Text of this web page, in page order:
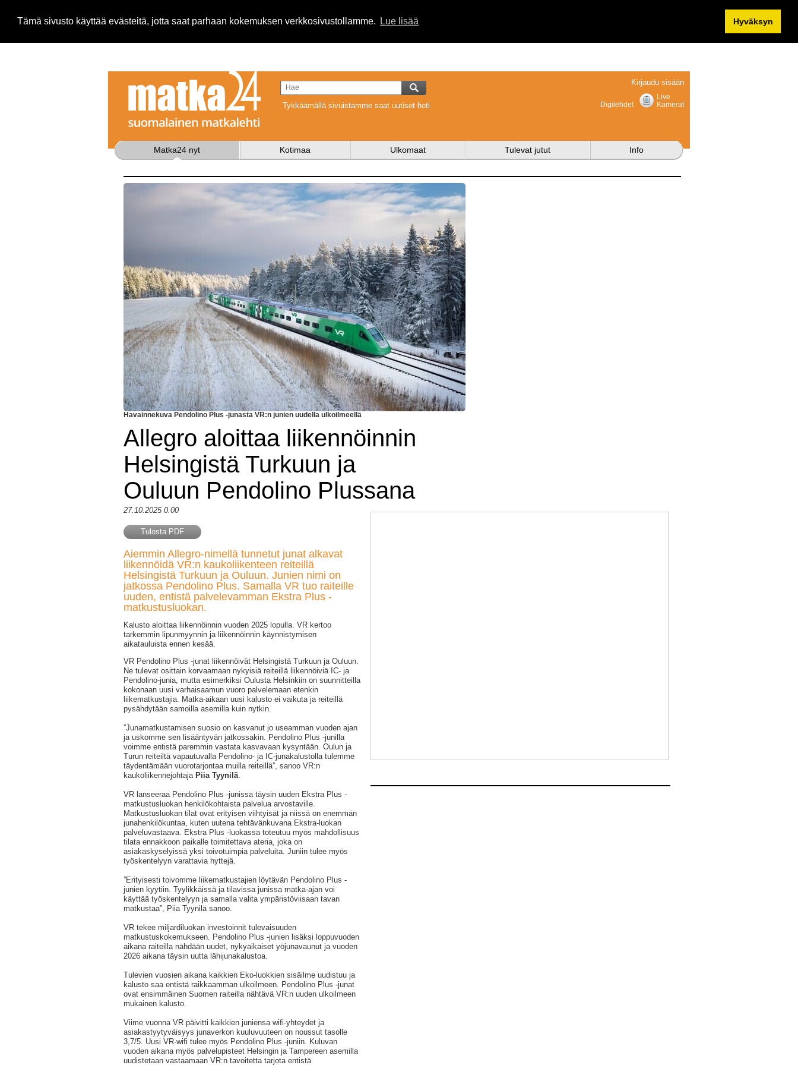
Tämä sivusto käyttää evästeitä, jotta saat parhaan kokemuksen verkkosivustollamme. Lue lisää Hyväksyn
Tykkäämällä sivuistamme saat uutiset heti
Kirjaudu sisään
Live
Kamerat
Digilehdet
Matka24 nyt Kotimaa Ulkomaat Tulevat jutut Info
Havainnekuva Pendolino Plus -junasta VR:n junien uudella ulkoilmeellä
Allegro aloittaa liikennöinnin
Helsingistä Turkuun ja
Ouluun Pendolino Plussana
27.10.2025 0.00
Tulosta PDF
Aiemmin Allegro-nimellä tunnetut junat alkavat
liikennöidä VR:n kaukoliikenteen reiteillä
Helsingistä Turkuun ja Ouluun. Junien nimi on
jatkossa Pendolino Plus. Samalla VR tuo raiteille
uuden, entistä palvelevamman Ekstra Plus -
matkustusluokan.
Kalusto aloittaa liikennöinnin vuoden 2025 lopulla. VR kertoo
tarkemmin lipunmyynnin ja liikennöinnin käynnistymisen
aikatauluista ennen kesää.
VR Pendolino Plus -junat liikennöivät Helsingistä Turkuun ja Ouluun.
Ne tulevat osittain korvaamaan nykyisiä reiteillä liikennöiviä IC- ja
Pendolino-junia, mutta esimerkiksi Oulusta Helsinkiin on suunnitteilla
kokonaan uusi varhaisaamun vuoro palvelemaan etenkin
liikematkustajia. Matka-aikaan uusi kalusto ei vaikuta ja reiteillä
pysähdytään samoilla asemilla kuin nytkin.
”Junamatkustamisen suosio on kasvanut jo useamman vuoden ajan
ja uskomme sen lisääntyvän jatkossakin. Pendolino Plus -junilla
voimme entistä paremmin vastata kasvavaan kysyntään. Oulun ja
Turun reiteiltä vapautuvalla Pendolino- ja IC-junakalustolla tulemme
täydentämään vuorotarjontaa muilla reiteillä”, sanoo VR:n
kaukoliikennejohtaja Piia Tyynilä.
VR lanseeraa Pendolino Plus -junissa täysin uuden Ekstra Plus -
matkustusluokan henkilökohtaista palvelua arvostaville.
Matkustusluokan tilat ovat erityisen viihtyisät ja niissä on enemmän
junahenkilökuntaa, kuten uutena tehtävänkuvana Ekstra-luokan
palveluvastaava. Ekstra Plus -luokassa toteutuu myös mahdollisuus
tilata ennakkoon paikalle toimitettava ateria, joka on
asiakaskyselyissä yksi toivotuimpia palveluita. Juniin tulee myös
työskentelyyn varattavia hyttejä.
”Erityisesti toivomme liikematkustajien löytävän Pendolino Plus -
junien kyytiin. Tyylikkäissä ja tilavissa junissa matka-ajan voi
käyttää työskentelyyn ja samalla valita ympäristöviisaan tavan
matkustaa”, Piia Tyynilä sanoo.
VR tekee miljardiluokan investoinnit tulevaisuuden
matkustuskokemukseen. Pendolino Plus -junien lisäksi loppuvuoden
aikana raiteilla nähdään uudet, nykyaikaiset yöjunavaunut ja vuoden
2026 aikana täysin uutta lähijunakalustoa.
Tulevien vuosien aikana kaikkien Eko-luokkien sisäilme uudistuu ja
kalusto saa entistä raikkaamman ulkoilmeen. Pendolino Plus -junat
ovat ensimmäinen Suomen raiteilla nähtävä VR:n uuden ulkoilmeen
mukainen kalusto.
Viime vuonna VR päivitti kaikkien juniensa wifi-yhteydet ja
asiakastyytyväisyys junaverkon kuuluvuuteen on noussut tasolle
3,7/5. Uusi VR-wifi tulee myös Pendolino Plus -juniin. Kuluvan
vuoden aikana myös palvelupisteet Helsingin ja Tampereen asemilla
uudistetaan vastaamaan VR:n tavoitetta tarjota entistä